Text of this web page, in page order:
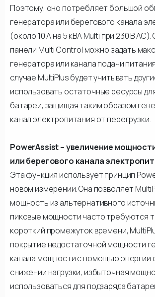
Поэтому, оно потребляет большой
генератора или берегового канала
(около 10 А на 5 кВА Multi при 230 В
панели Multi Control можно задать
генератора или канала подачи
случае MultiPlus будет учитывать
использовать остаточные ресурсы
батареи, защищая таким образом
канал электропитания от перегрузки.
PowerAssist – увеличение
или берегового канала
Эта функция использует принцип
новом измерении. Она позволяет
мощность из альтернативного
пиковые мощности часто требуются
короткий промежуток времени,
покрытие недостаточной мощности
канала мощности с помощью энергии
снижении нагрузки, избыточная
использоваться для подзаряда